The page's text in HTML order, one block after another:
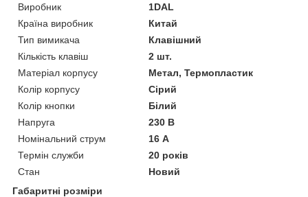
Виробник
1DAL
Країна виробник
Китай
Тип вимикача
Клавішний
Кількість клавіш
2 шт.
Матеріал корпусу
Метал, Термопластик
Колір корпусу
Сірий
Колір кнопки
Білий
Напруга
230 В
Номінальний струм
16 А
Термін служби
20 років
Стан
Новий
Габаритні розміри